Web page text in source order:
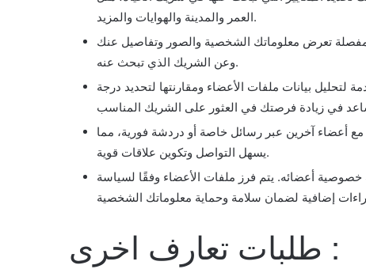
العمر والمدينة والهوايات والمزيد.
تعرض معلوماتك الشخصية والصور وتفاصيل عنك
وعن الشريك الذي تبحث عنه.
لتحليل بيانات ملفات الأعضاء ومقارنتها لتحديد درجة
أعضاء آخرين عبر رسائل خاصة أو دردشة فورية، مما
يسهل التواصل وتكوين علاقات قوية.
خصوصية أعضائه. يتم فرز ملفات الأعضاء وفقًا لسياسة
طلبات تعارف اخرى :